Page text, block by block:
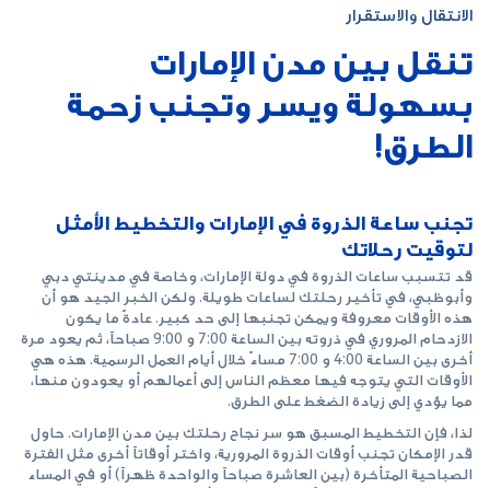
الانتقال والاستقرار
تنقل بين مدن الإمارات
بسهولة ويسر وتجنب زحمة
الطرق!
تجنب ساعة الذروة في الإمارات والتخطيط الأمثل
لتوقيت رحلاتك
قد تتسبب ساعات الذروة في دولة الإمارات، وخاصة في مدينتي دبي
وأبوظبي، في تأخير رحلتك لساعات طويلة. ولكن الخبر الجيد هو أن
هذه الأوقات معروفة ويمكن تجنبها إلى حد كبير. عادةً ما يكون
الازدحام المروري في ذروته بين الساعة 7:00 و 9:00 صباحاً، ثم يعود مرة
أخرى بين الساعة 4:00 و 7:00 مساءً خلال أيام العمل الرسمية. هذه هي
الأوقات التي يتوجه فيها معظم الناس إلى أعمالهم أو يعودون منها،
مما يؤدي إلى زيادة الضغط على الطرق.
لذا، فإن التخطيط المسبق هو سر نجاح رحلتك بين مدن الإمارات. حاول
قدر الإمكان تجنب أوقات الذروة المرورية، واختر أوقاتاً أخرى مثل الفترة
الصباحية المتأخرة (بين العاشرة صباحاً والواحدة ظهراً) أو في المساء